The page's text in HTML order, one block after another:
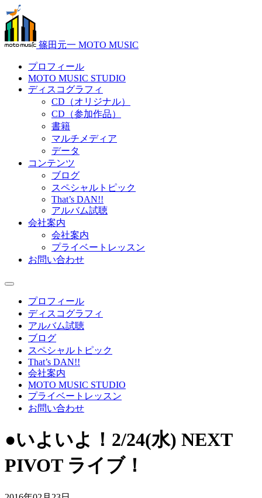
篠田元一 MOTO MUSIC
プロフィール
MOTO MUSIC STUDIO
ディスコグラフィ
CD（オリジナル）
CD（参加作品）
書籍
マルチメディア
データ
コンテンツ
ブログ
スペシャルトピック
That’s DAN!!
アルバム試聴
会社案内
会社案内
プライベートレッスン
お問い合わせ
プロフィール
ディスコグラフィ
アルバム試聴
ブログ
スペシャルトピック
That’s DAN!!
会社案内
MOTO MUSIC STUDIO
プライベートレッスン
お問い合わせ
●いよいよ！2/24(水) NEXT
PIVOT ライブ！